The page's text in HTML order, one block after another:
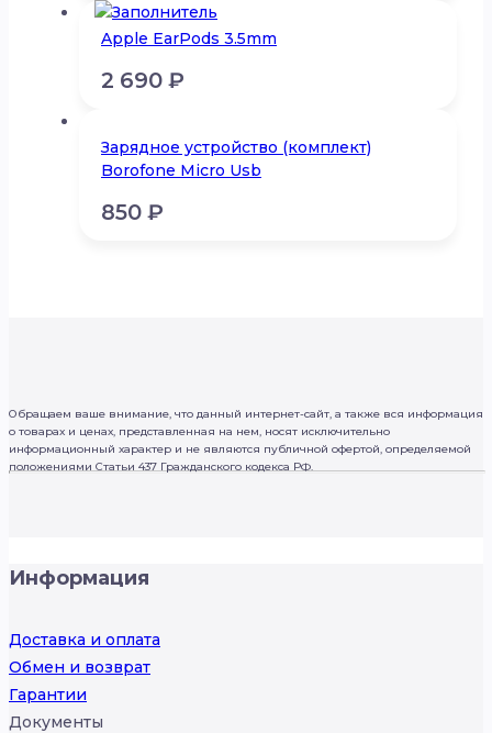
Apple EarPods 3.5mm
2 690 ₽
Зарядное устройство (комплект)
Borofone Micro Usb
850 ₽
Обращаем ваше внимание, что данный интернет-сайт, а также вся информация
о товарах и ценах, представленная на нем, носят исключительно
информационный характер и не являются публичной офертой, определяемой
положениями Статьи 437 Гражданского кодекса РФ.
Информация
Доставка и оплата
Обмен и возврат
Гарантии
Документы